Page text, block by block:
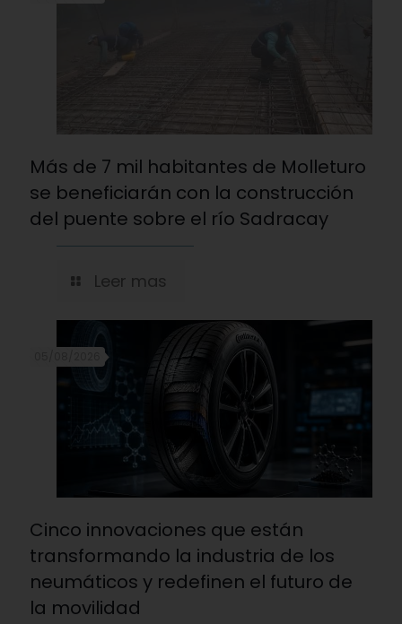
Más de 7 mil habitantes de Molleturo
se beneficiarán con la construcción
del puente sobre el río Sadracay
Leer mas
Cinco innovaciones que están
transformando la industria de los
neumáticos y redefinen el futuro de
la movilidad